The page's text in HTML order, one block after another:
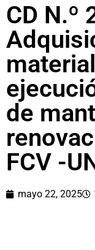
CD N.º
de
FCV -
mayo 22, 2025